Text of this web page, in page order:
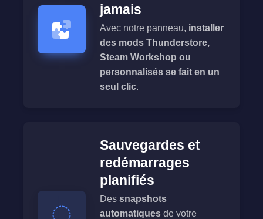
jamais
Avec notre panneau, installer
des mods Thunderstore,
Steam Workshop ou
personnalisés se fait en un
seul clic.
Sauvegardes et
redémarrages
planifiés
Des snapshots
automatiques de votre